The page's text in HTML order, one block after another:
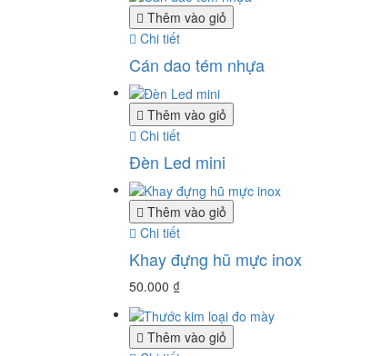
Thêm vào giỏ
Chi tiết
Cán dao tém nhựa
Thêm vào giỏ
Chi tiết
Đèn Led mini
Thêm vào giỏ
Chi tiết
Khay đựng hũ mực inox
50.000 ₫
Thêm vào giỏ